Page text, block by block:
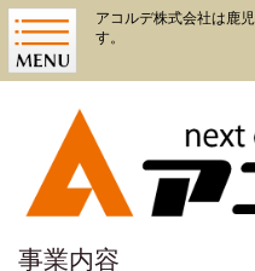
アコルデ株式会社は鹿
す。
事業内容